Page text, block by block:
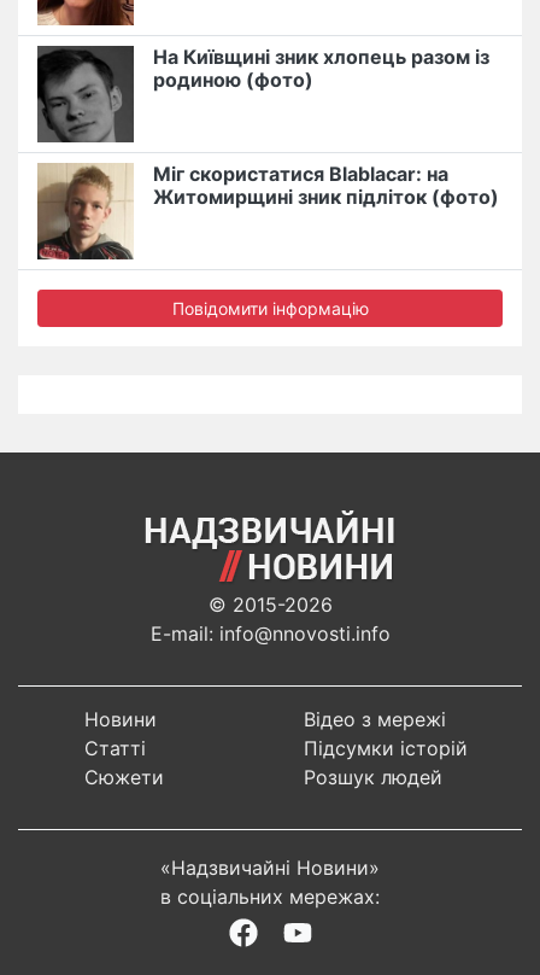
На Київщині зник хлопець разом із
родиною (фото)
Міг скористатися Blablacar: на
Житомирщині зник підліток (фото)
Повідомити інформацію
© 2015-2026
E-mail: info@nnovosti.info
Новини
Статті
Сюжети
Відео з мережі
Підсумки історій
Розшук людей
«Надзвичайні Новини»
в соціальних мережах: